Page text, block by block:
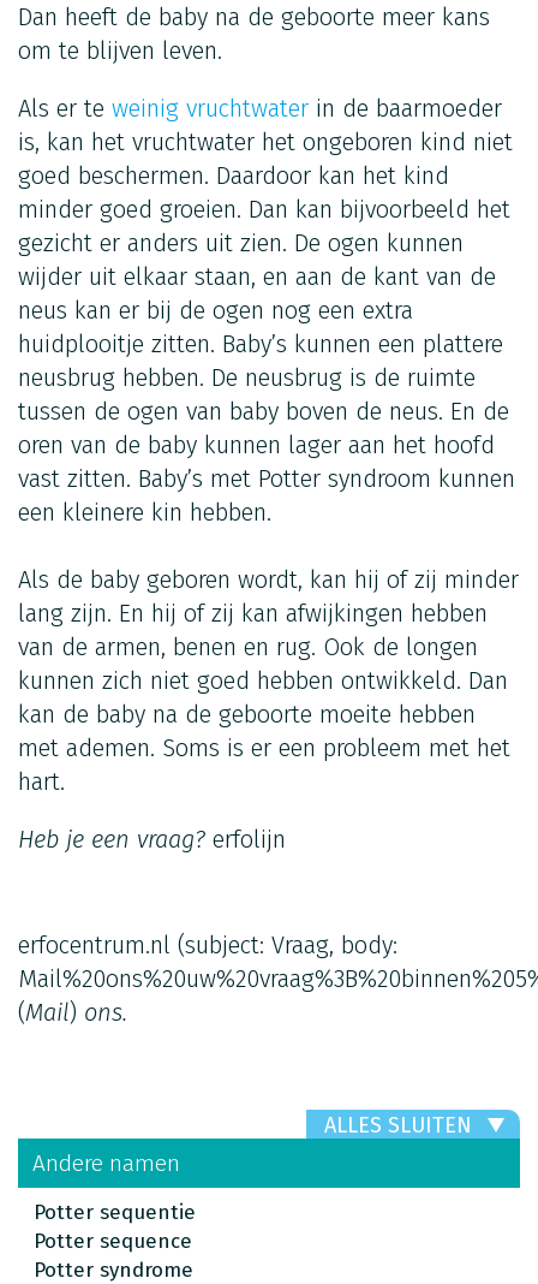
Dan heeft de baby na de geboorte meer kans
om te blijven leven.
Als er te weinig vruchtwater in de baarmoeder
is, kan het vruchtwater het ongeboren kind niet
goed beschermen. Daardoor kan het kind
minder goed groeien. Dan kan bijvoorbeeld het
gezicht er anders uit zien. De ogen kunnen
wijder uit elkaar staan, en aan de kant van de
neus kan er bij de ogen nog een extra
huidplooitje zitten. Baby’s kunnen een plattere
neusbrug hebben. De neusbrug is de ruimte
tussen de ogen van baby boven de neus. En de
oren van de baby kunnen lager aan het hoofd
vast zitten. Baby’s met Potter syndroom kunnen
een kleinere kin hebben.
Als de baby geboren wordt, kan hij of zij minder
lang zijn. En hij of zij kan afwijkingen hebben
van de armen, benen en rug. Ook de longen
kunnen zich niet goed hebben ontwikkeld. Dan
kan de baby na de geboorte moeite hebben
met ademen. Soms is er een probleem met het
hart.
Heb je een vraag? erfolijn
erfocentrum.nl (subject: Vraag, body:
(Mail) ons.
ALLES SLUITEN
Andere namen
Potter sequentie
Potter sequence
Potter syndrome